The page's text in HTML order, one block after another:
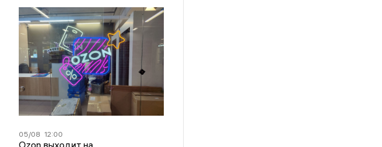
05/08 12:00
Ozon выходит на